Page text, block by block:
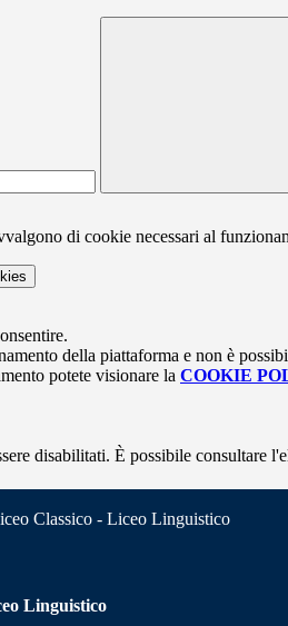
di cookie necessari al
della piattaforma e non è
potete visionare la COOKIE
disabilitati. È possibile consultare
Classico - Liceo Linguistico
Linguistico